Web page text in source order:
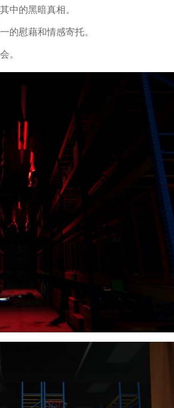
中的黑暗真相。
的慰藉和情感寄托。
。